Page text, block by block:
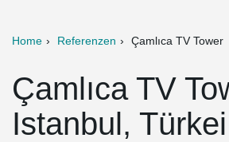
Home Referenzen Çamlıca TV Tower
Çamlıca TV
Istanbul, Türkei